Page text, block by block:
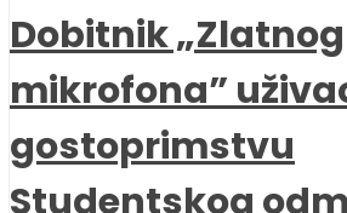
Dobitnik „Zlatnog
mikrofona”
gostoprimstvu
Studentskog